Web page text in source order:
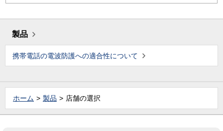
製品
携帯電話の電波防護への適合性について
ホーム 製品 店舗の選択